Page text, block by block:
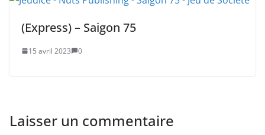
(Express) – Saigon 75
15 avril 2023 0
Laisser un commentaire